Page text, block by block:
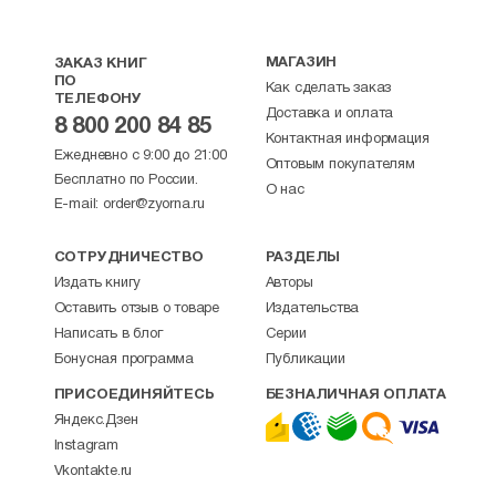
17. Земной ангел. — Переиздание. — СПб.:
18. Избранное. В 2-х томах. Издание
приурочено к 65-летию писателя. В первый
том вошли семь лучших рассказов, повесть
«Теплынь», роман «Звезда вечерняя».
Второй том составляют повести
мученический венец за веру во Христа. Это
уже публиковавшиеся повести «Врата
повесть о царских страстотерпцах,
написанная на основе ставших известными
в самое последнее время cвидетельств
и документов об убийстве царской семьи
19. Повесть о старшем брате. — М.: Сова,
2005 Издание дополненно воспоминаниями
ЗАКАЗ КНИГ
ПО
ТЕЛЕФОНУ
8 800 200 84 85
Ежедневно с 9:00 до 21:00
Бесплатно по России.
E-mail: order@zyorna.ru
МАГАЗИН
Как сделать заказ
Доставка и оплата
Контактная информация
Оптовым покупателям
О нас
СОТРУДНИЧЕСТВО
Издать книгу
Оставить отзыв о товаре
Написать в блог
Бонусная программа
РАЗДЕЛЫ
Авторы
Издательства
Серии
Публикации
ПРИСОЕДИНЯЙТЕСЬ
Яндекс.Дзен
Instagram
Vkontakte.ru
БЕЗНАЛИЧНАЯ ОПЛАТА